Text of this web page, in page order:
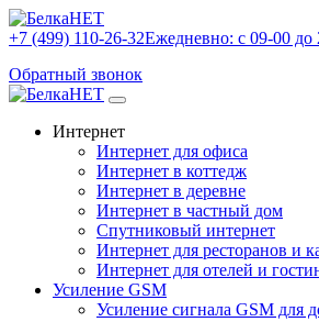
+7 (499) 110-26-32Ежедневно: с 09-00 до
Обратный звонок
Интернет
Интернет для офиса
Интернет в коттедж
Интернет в деревне
Интернет в частный дом
Спутниковый интернет
Интернет для ресторанов и
Интернет для отелей и
Усиление GSM
Усиление сигнала GSM для